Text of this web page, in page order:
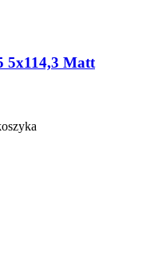
5x114,3 Matt